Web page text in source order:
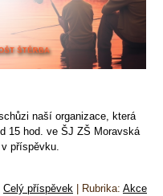
naší organizace, která
15 hod. ve ŠJ ZŠ Moravská
příspěvku.
Celý příspěvek Rubrika: Akce